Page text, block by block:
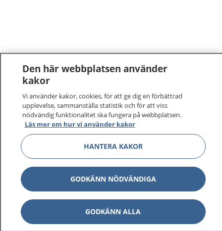
Den här webbplatsen använder
kakor
Vi använder kakor, cookies, för att ge dig en förbättrad
upplevelse, sammanställa statistik och för att viss
nödvändig funktionalitet ska fungera på webbplatsen.
Läs mer om hur vi använder kakor
HANTERA KAKOR
GODKÄNN NÖDVÄNDIGA
GODKÄNN ALLA